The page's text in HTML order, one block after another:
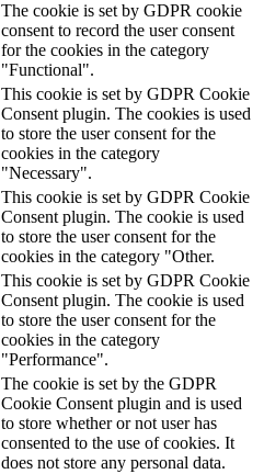
The cookie is set by GDPR cookie
consent to record the user consent
for the cookies in the category
"Functional".
This cookie is set by GDPR Cookie
Consent plugin. The cookies is used
to store the user consent for the
cookies in the category
"Necessary".
This cookie is set by GDPR Cookie
Consent plugin. The cookie is used
to store the user consent for the
cookies in the category "Other.
This cookie is set by GDPR Cookie
Consent plugin. The cookie is used
to store the user consent for the
cookies in the category
"Performance".
The cookie is set by the GDPR
Cookie Consent plugin and is used
to store whether or not user has
consented to the use of cookies. It
does not store any personal data.